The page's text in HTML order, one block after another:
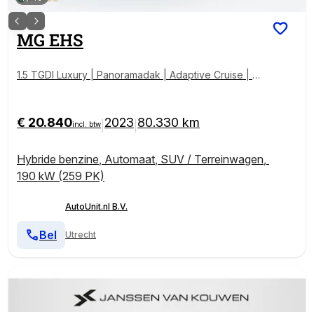
MG EHS
1.5 TGDI Luxury | Panoramadak | Adaptive Cruise | S
€ 20.840incl. btw 2023 80.330 km
Hybride benzine, Automaat, SUV / Terreinwagen,
190 kW (259 PK)
AutoUnit.nl B.V.
Utrecht
Bel